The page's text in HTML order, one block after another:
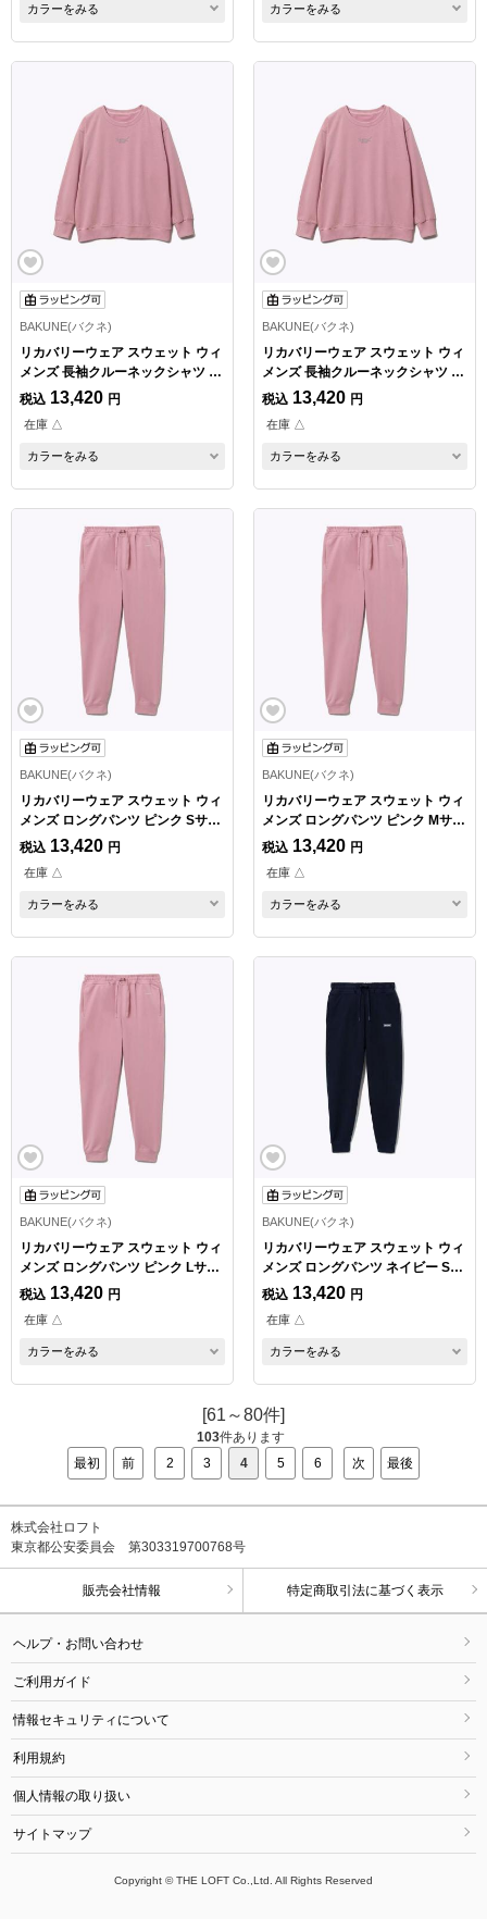
カラーをみる カラーをみる
BAKUNE(バクネ)
リカバリーウェア スウェット ウィ
メンズ 長袖クルーネックシャツ ピ
ンク Mサイズ
税込 13,420 円
在庫 △
カラーをみる
BAKUNE(バクネ)
リカバリーウェア スウェット ウィ
メンズ 長袖クルーネックシャツ ピ
ンク Lサイズ
税込 13,420 円
在庫 △
カラーをみる
BAKUNE(バクネ)
リカバリーウェア スウェット ウィ
メンズ ロングパンツ ピンク Sサイ
ズ
税込 13,420 円
在庫 △
カラーをみる
BAKUNE(バクネ)
リカバリーウェア スウェット ウィ
メンズ ロングパンツ ピンク Mサイ
ズ
税込 13,420 円
在庫 △
カラーをみる
BAKUNE(バクネ)
リカバリーウェア スウェット ウィ
メンズ ロングパンツ ピンク Lサイ
ズ
税込 13,420 円
在庫 △
カラーをみる
BAKUNE(バクネ)
リカバリーウェア スウェット ウィ
メンズ ロングパンツ ネイビー Sサ
イズ
税込 13,420 円
在庫 △
カラーをみる
[61～80件]
103件あります
最初
前 2 3 4 5 6 次 最後
株式会社ロフト
東京都公安委員会 第303319700768号
販売会社情報 特定商取引法に基づく表示
ヘルプ・お問い合わせ
ご利用ガイド
情報セキュリティについて
利用規約
個人情報の取り扱い
サイトマップ
Copyright © THE LOFT Co.,Ltd. All Rights Reserved